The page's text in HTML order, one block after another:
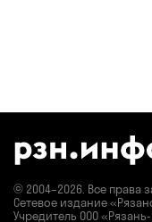
© 2004–2026. Все права
Сетевое издание
Учредитель ООО